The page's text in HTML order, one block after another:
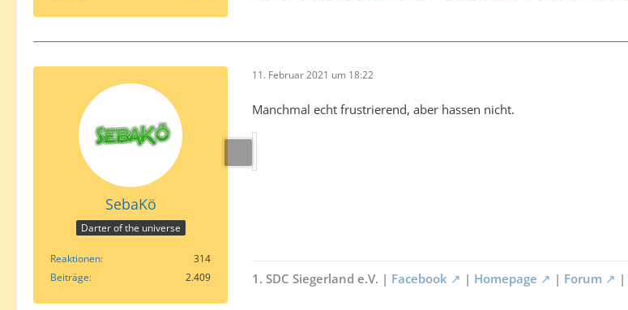
SebaKö
Darter of the universe
Reaktionen
314
Beiträge
2.409
11. Februar 2021 um 18:22
Manchmal echt frustrierend, aber hassen nicht.
1. SDC Siegerland e.V. | Facebook | Homepage | Forum |